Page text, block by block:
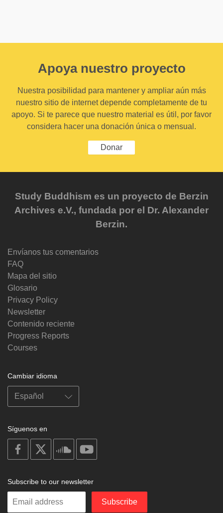
Apoya nuestro proyecto
Nuestra posibilidad para mantener y ampliar aún más
nuestro sitio de internet depende completamente de tu
apoyo. Si te parece que nuestro material es útil, por favor
considera hacer una donación única o mensual.
Donar
Study Buddhism es un proyecto de Berzin
Archives e.V., fundada por el Dr. Alexander
Berzin.
Envíanos tus comentarios
FAQ
Mapa del sitio
Glosario
Privacy Policy
Newsletter
Contenido reciente
Progress Reports
Courses
Cambiar idioma
Síguenos en
on
facebook
soundcloud
Subscribe to our newsletter
Enter
Subscribe